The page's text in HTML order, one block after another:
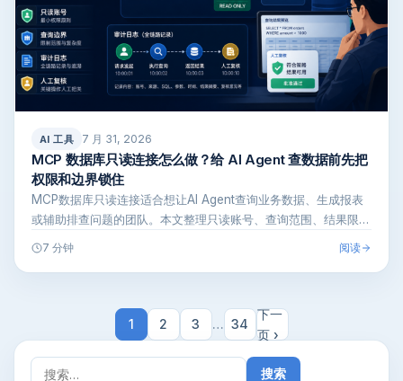
AI 工具 7 月 31, 2026
MCP 数据库只读连接怎么做？给 AI Agent 查数据前先把
权限和边界锁住
MCP数据库只读连接适合想让AI Agent查询业务数据、生成报表
或辅助排查问题的团队。本文整理只读账号、查询范围、结果限
7 分钟 阅读
1 2 3 … 34
下一
页 ›
搜